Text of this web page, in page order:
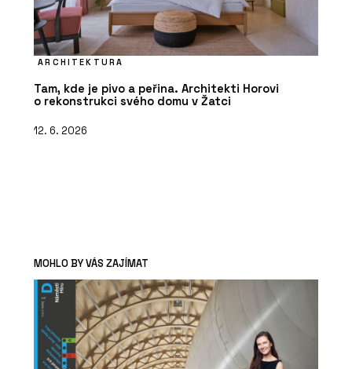
ARCHITEKTURA
Tam, kde je pivo a peřina. Architekti Horovi
o rekonstrukci svého domu v Žatci
12. 6. 2026
MOHLO BY VÁS ZAJÍMAT